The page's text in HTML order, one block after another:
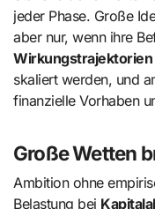
jeder Phase. Große
aber nur, wenn ihre
Wirkungstrajektorien
skaliert werden, und
finanzielle Vorhaben
Große Wetten
Ambition ohne
Belastung bei